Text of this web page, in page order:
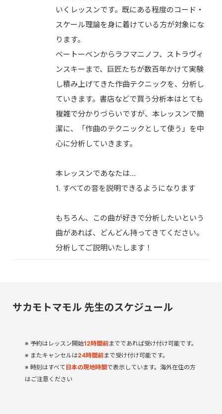
いくレッスンです。既にある程度のコード・
スケール理論を身に着けている方が対象にな
ります。
ベートーベンからラフマニノフ、ストラヴィ
ンスキーまで、巨匠たちが数百年かけて実験
し積み上げてきた作曲テクニックを、分析し
ていきます。書店などで買う分析本はとても
複雑で分かりづらいですが、本レッスンで簡
潔に、「作曲のテクニックとして使う」を中
心に分析していきます。
本レッスンであなたは…
1. すべての音を説明できるようになります
もちろん、この曲が好きで分析したいという
曲があれば、どんどん持ってきてください。
分析してご説明いたします！
サカモトマモル 先生のスケジュール
予約はレッスン開始12時間前までであれば受け付け可能です。
またキャンセルは24時間前まで受け付け可能です。
時刻はすべて 日本の現地時間で表示しています。海外在住の方
はご注意ください